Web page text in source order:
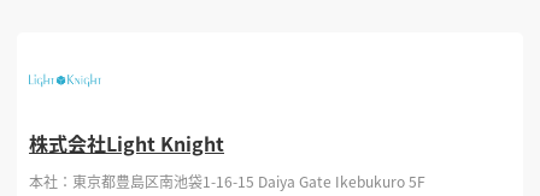
株式会社Light Knight
本社：東京都豊島区南池袋1-16-15 Daiya Gate Ikebukuro 5F